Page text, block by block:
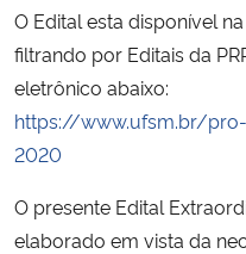
Controladoria-Geral da União
Ministério da Mulher, da Família e
Secretaria-Geral
Secretaria de Governo
O Edital esta disponível
filtrando por Editais da
eletrônico abaixo:
https://www.ufsm.br/
2020
O presente Edital
elaborado em vista da